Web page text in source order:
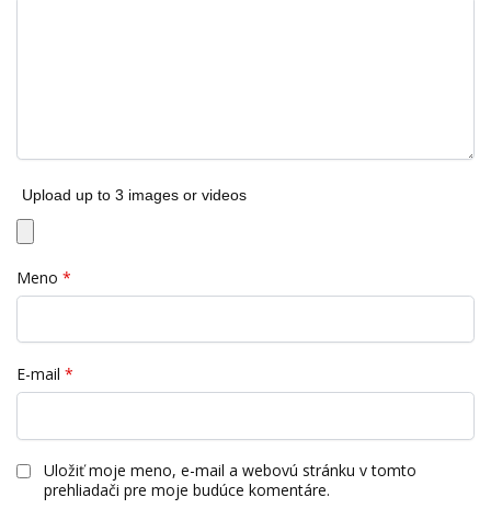
Upload up to 3 images or videos
Meno *
E-mail *
Uložiť moje meno, e-mail a webovú stránku v tomto
prehliadači pre moje budúce komentáre.